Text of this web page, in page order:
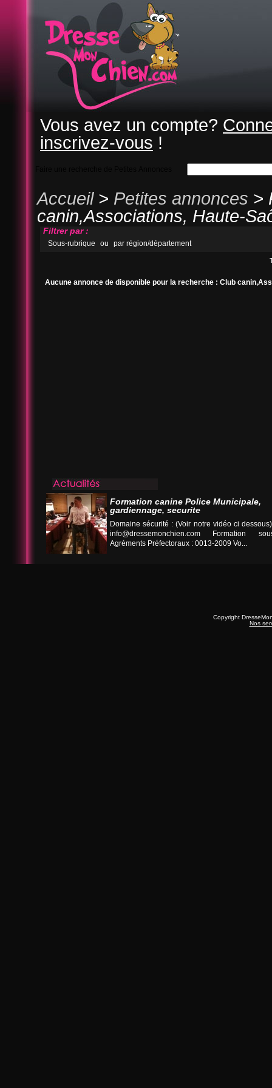
Vous avez un compte?
inscrivez-vous !
Accueil> Petites annonces >
canin,Associations, Haute-
Filtrer par :
Sous-rubrique ou par région/département
Aucune annonce de disponible pour la recherche : Club
Formation canine Police Municipale,
gardiennage, securite
Domaine sécurité : (Voir notre vidéo ci
info@dressemonchien.com Formation
Agréments Préfectoraux : 0013-2009 Vo...
Copyright
Nos